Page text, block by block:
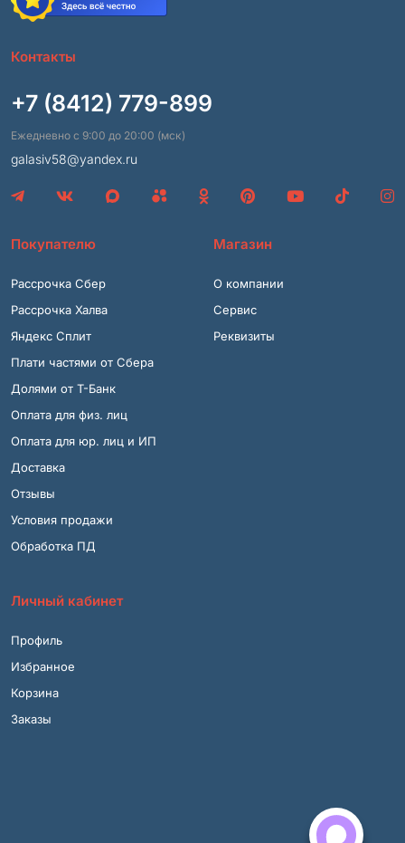
Контакты
+7 (8412) 779-899
Ежедневно с 9:00 до 20:00 (мск)
galasiv58@yandex.ru
Покупателю
Рассрочка Сбер
Рассрочка Халва
Яндекс Сплит
Плати частями от Сбера
Долями от Т-Банк
Оплата для физ. лиц
Оплата для юр. лиц и ИП
Доставка
Отзывы
Условия продажи
Обработка ПД
Магазин
О компании
Сервис
Реквизиты
Личный кабинет
Профиль
Избранное
Корзина
Заказы